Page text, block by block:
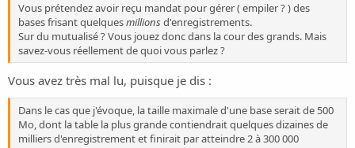
Vous prétendez avoir reçu mandat pour gérer ( empiler ? ) des
bases frisant quelquesmillionsd'enregistrements.
Sur du mutualisé ? Vous jouez donc dans la cour des grands. Mais
savez-vous réellement de quoi vous parlez ?
Vous avez très mal lu, puisque je dis :
Dans le cas que j'évoque, la taille maximale d'une base serait de 500
Mo, dont la table la plus grande contiendrait quelques dizaines de
milliers d'enregistrement et finirait par atteindre 2 à 300 000